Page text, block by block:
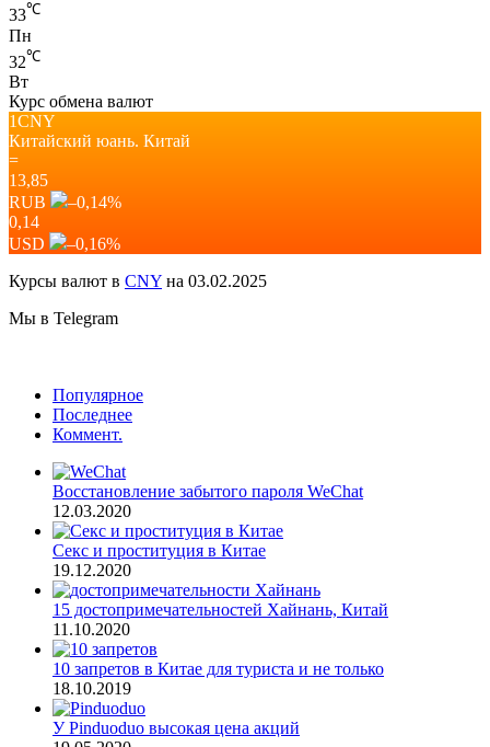
33℃
Пн
32℃
Вт
Курс обмена валют
1CNY
Китайский юань. Китай
=
13,85
RUB
–0,14%
0,14
USD
–0,16%
Курсы валют в CNY на 03.02.2025
Мы в Telegram
Популярное
Последнее
Коммент.
Восстановление забытого пароля WeChat
12.03.2020
Секс и проституция в Китае
19.12.2020
15 достопримечательностей Хайнань, Китай
11.10.2020
10 запретов в Китае для туриста и не только
18.10.2019
У Pinduoduo высокая цена акций